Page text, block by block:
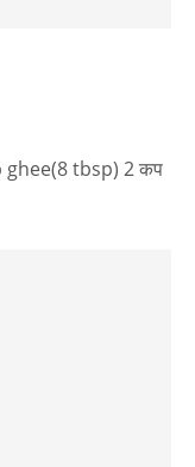
ghee(8 tbsp) 2 कप